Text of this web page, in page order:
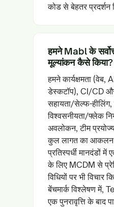
कोड से बेहतर प्रदर्शन
हमने Mabl के
मूल्यांकन कैसे किया?
हमने कार्यक्षमता (वेब,
डेस्कटॉप), CI/CD
सहायता/सेल्फ-हीलिंग,
विश्वसनीयता/फ्लेक
अवलोकन, टीम
कुल लागत का आकलन
प्रतिस्पर्धी मानदंडों
के लिए MCDM से
विधियों पर भी विचार
बेंचमार्क विश्लेषण में,
एक पुनरावृत्ति के बाद